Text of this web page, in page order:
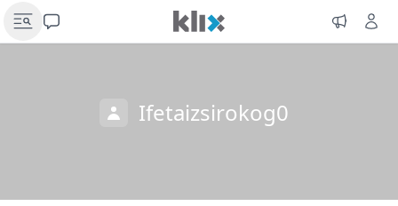
Ifetaizsirokog0